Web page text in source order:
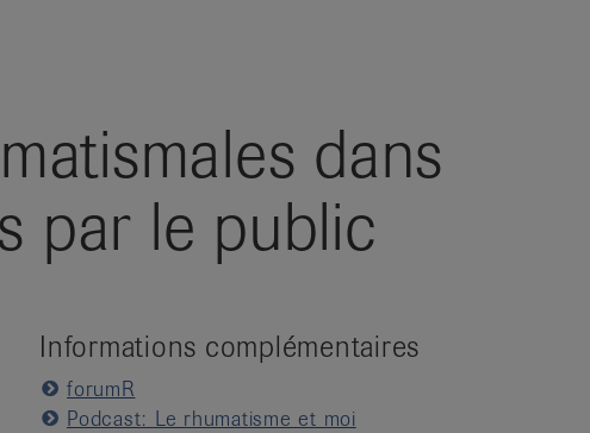
dans
par le public
Informations complémentaires
forumR
Podcast: Le rhumatisme et moi